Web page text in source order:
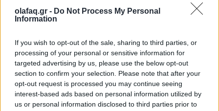
olafaq.gr - Do Not Process My Personal
Information
If you wish to opt-out of the sale, sharing to third parties, or
processing of your personal or sensitive information for
targeted advertising by us, please use the below opt-out
section to confirm your selection. Please note that after your
opt-out request is processed you may continue seeing
interest-based ads based on personal information utilized by
us or personal information disclosed to third parties prior to